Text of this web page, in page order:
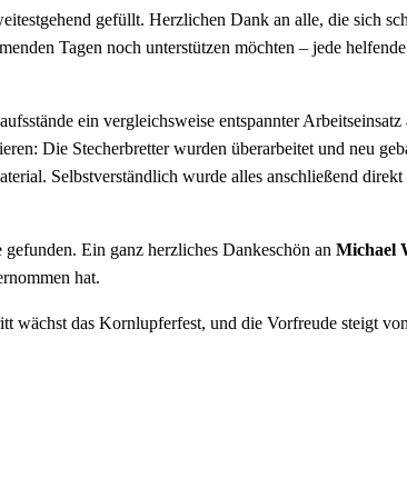
gefüllt. Herzlichen Dank an alle, die sich
Tagen noch unterstützen möchten – jede
ein vergleichsweise entspannter Arbeitseinsatz
Die Stecherbretter wurden überarbeitet und neu
Selbstverständlich wurde alles anschließend direkt
Ein ganz herzliches Dankeschön an Michael
hat.
wächst das Kornlupferfest, und die Vorfreude steigt